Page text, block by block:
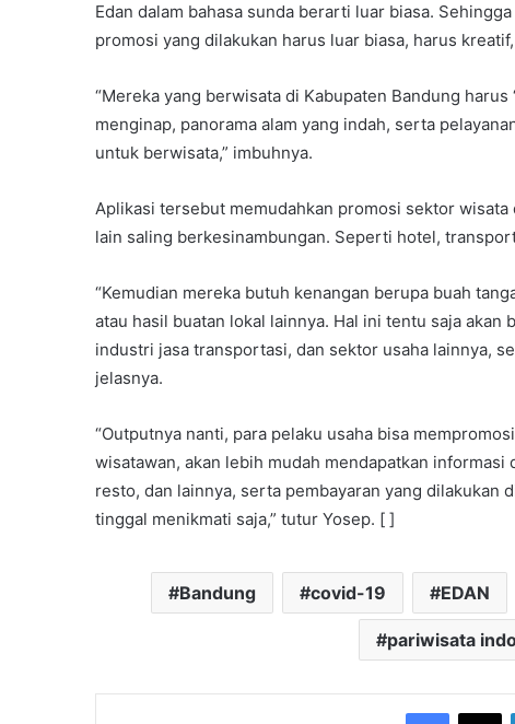
Edan dalam bahasa sunda berarti luar biasa.
promosi yang dilakukan harus luar biasa, harus
“Mereka yang berwisata di Kabupaten Bandung
menginap, panorama alam yang indah, serta
untuk berwisata,” imbuhnya.
Aplikasi tersebut memudahkan promosi sektor
lain saling berkesinambungan. Seperti hotel,
“Kemudian mereka butuh kenangan berupa buah
atau hasil buatan lokal lainnya. Hal ini tentu saja
industri jasa transportasi, dan sektor usaha lainnya,
jelasnya.
“Outputnya nanti, para pelaku usaha bisa
wisatawan, akan lebih mudah mendapatkan
resto, dan lainnya, serta pembayaran yang dilakukan
tinggal menikmati saja,” tutur Yosep. [ ]
Bandung covid-19 EDAN
pariwisata
Facebook
X